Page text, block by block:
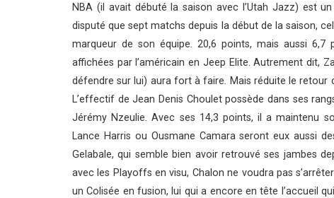
NBA (il avait débuté la saison avec l’Utah Jazz) est
disputé que sept matchs depuis la début de la saison,
marqueur de son équipe. 20,6 points, mais aussi
affichées par l’américain en Jeep Elite. Autrement dit,
défendre sur lui) aura fort à faire. Mais réduite le retour
L’effectif de Jean Denis Choulet possède dans ses
Jérémy Nzeulie. Avec ses 14,3 points, il a maintenu
Lance Harris ou Ousmane Camara seront eux aussi
Gelabale, qui semble bien avoir retrouvé ses jambes
avec les Playoffs en visu, Chalon ne voudra pas
un Colisée en fusion, lui qui a encore en tête l’accueil